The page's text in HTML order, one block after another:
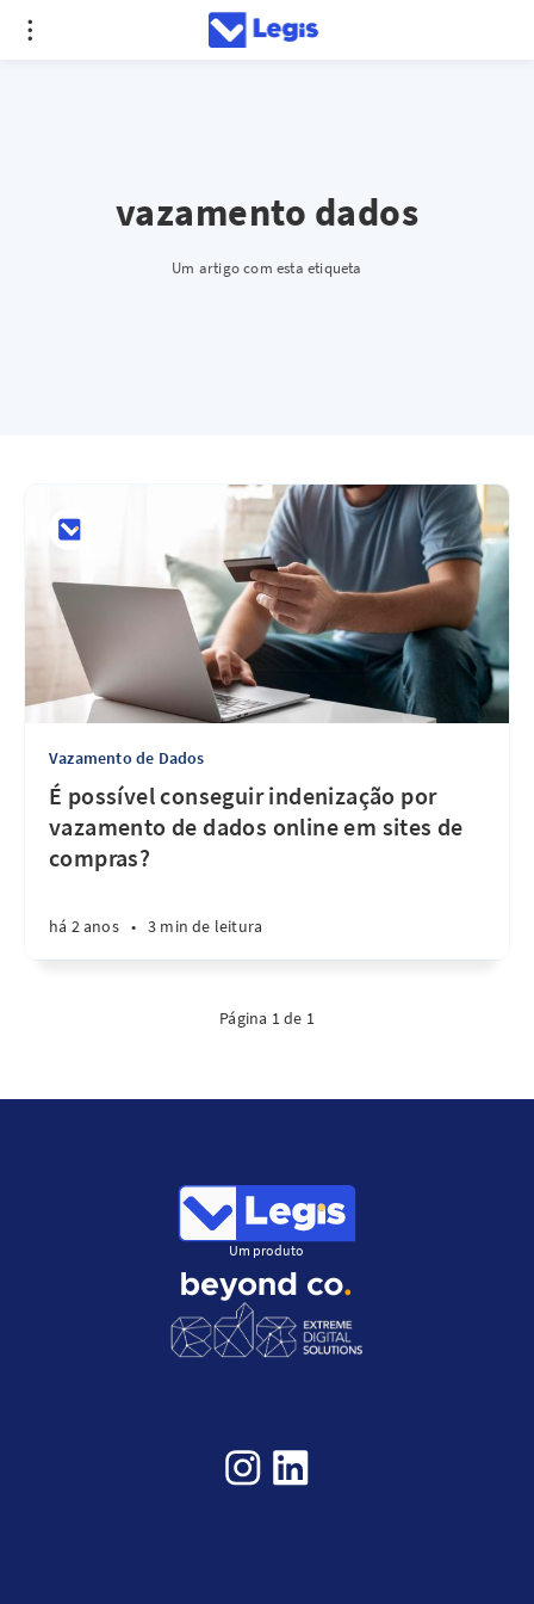
vazamento dados
Um artigo com esta etiqueta
Vazamento de Dados
É possível conseguir indenização por
vazamento de dados online em sites de
compras?
há 2 anos • 3 min de leitura
Página 1 de 1
Um produto